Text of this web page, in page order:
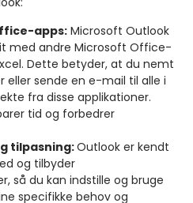
apps: Microsoft Outlook
med andre Microsoft Office-
Dette betyder, at du nemt
eller sende en e-mail til alle i
fra disse applikationer.
tid og forbedrer
tilpasning:Outlook er kendt
og tilbyder
så du kan indstille og bruge
specifikke behov og